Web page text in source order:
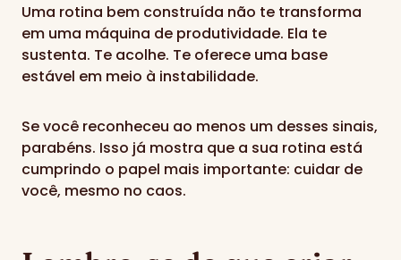
Uma rotina bem construída não te transforma
em uma máquina de produtividade. Ela te
sustenta. Te acolhe. Te oferece uma base
estável em meio à instabilidade.
Se você reconheceu ao menos um desses sinais,
parabéns. Isso já mostra que a sua rotina está
cumprindo o papel mais importante: cuidar de
você, mesmo no caos.